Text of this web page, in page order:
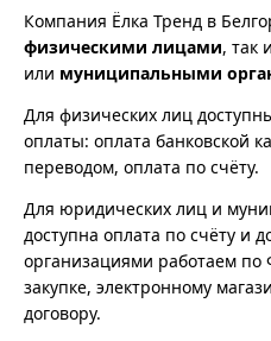
Компания Ёлка Тренд в
физическими лицами, так
или муниципальными
Для физических лиц
оплаты: оплата банковской
переводом, оплата по счёту.
Для юридических лиц и
доступна оплата по счёту и
организациями работаем по
закупке, электронному
договору.